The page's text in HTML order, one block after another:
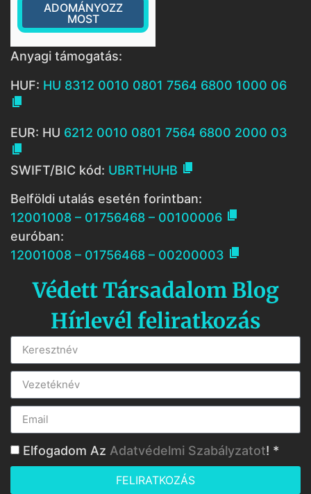
ADOMÁNYOZZ
MOST
Anyagi támogatás:
HUF: HU 8312 0010 0801 7564 6800 1000 06

EUR: HU 6212 0010 0801 7564 6800 2000 03

SWIFT/BIC kód: UBRTHUHB 
Belföldi utalás esetén forintban:
12001008 – 01756468 – 00100006 
euróban:
12001008 – 01756468 – 00200003 
Védett Társadalom Blog
Hírlevél feliratkozás
Elfogadom Az Adatvédelmi Szabályzatot! *
FELIRATKOZÁS